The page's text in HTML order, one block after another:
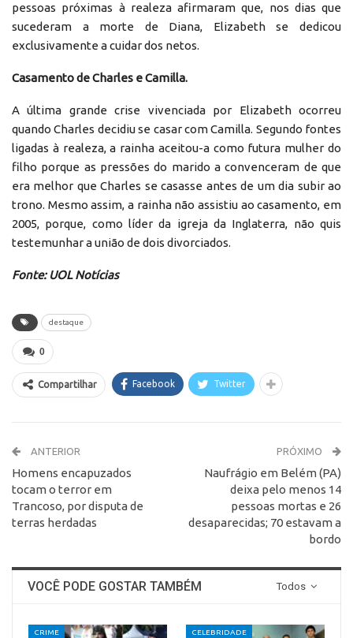
pessoas próximas à realeza afirmaram que, nos dias que
sucederam a morte de Diana, Elizabeth se dedicou
exclusivamente a cuidar dos netos.
Casamento de Charles e Camilla.
A última grande crise vivenciada por Elizabeth ocorreu
quando Charles decidiu se casar com Camilla. Segundo fontes
ligadas à realeza, a rainha aceitou-a como futura mulher do
filho porque as pressões do marido a convenceram de que
era melhor que Charles se casasse antes de um dia subir ao
trono. Mesmo assim, a rainha não assistiu ao casamento, em
2005, porque, como líder da igreja da Inglaterra, não quis
testemunhar a união de dois divorciados.
Fonte: UOL Notícias
destaque
0
Compartilhar Facebook Twitter
ANTERIOR
Homens encapuzados
tocam o terror em
Trancoso, por disputa de
terras herdadas
PRÓXIMO
Naufrágio em Belém (PA)
deixa pelo menos 14
pessoas mortas e 26
desaparecidas; 70 estavam a
bordo
Todos
VOCÊ PODE GOSTAR TAMBÉM
CRIME CELEBRIDADE